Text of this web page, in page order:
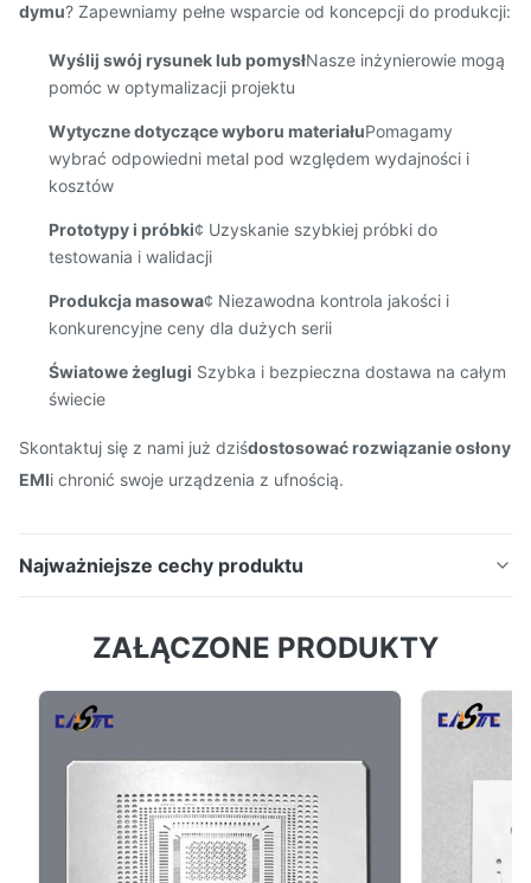
dymu? Zapewniamy pełne wsparcie od koncepcji do produkcji:
Wyślij swój rysunek lub pomysłNasze inżynierowie mogą
pomóc w optymalizacji projektu
Wytyczne dotyczące wyboru materiałuPomagamy
wybrać odpowiedni metal pod względem wydajności i
kosztów
Prototypy i próbki¢ Uzyskanie szybkiej próbki do
testowania i walidacji
Produkcja masowa¢ Niezawodna kontrola jakości i
konkurencyjne ceny dla dużych serii
Światowe żeglugi ️ Szybka i bezpieczna dostawa na całym
świecie
Skontaktuj się z nami już dziśdostosować rozwiązanie osłony
EMIi chronić swoje urządzenia z ufnością.
Najważniejsze cechy produktu
sztucznych Krótkie wprowadzenie do osłony EMI do
zaprojektowanymi metalowymi obudowami
elektromagnetycznych (EMI) na płytkach PCB i
układach elektronicznych...
ZAŁĄCZONE PRODUKTY